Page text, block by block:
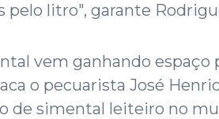
pelo litro", garante
vem ganhando espaço
o pecuarista José
de simental leiteiro no